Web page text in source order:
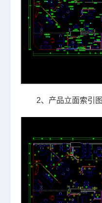
2、产品立面索引图